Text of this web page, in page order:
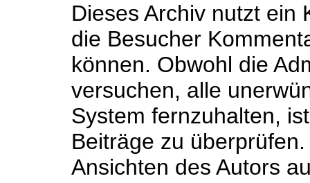
Dieses Archiv nutzt ein
die Besucher
können. Obwohl die
versuchen, alle
System fernzuhalten,
Beiträge zu
Ansichten des Autors